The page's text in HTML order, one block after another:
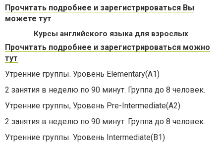
Прочитать подробнее и зарегистрироваться Вы
можете тут
Курсы английского языка для взрослых
Прочитать подробнее и зарегистрироваться можно
тут
Утренние группы. Уровень Elementary(A1)
2 занятия в неделю по 90 минут. Группа до 8 человек.
Утренние группы, Уровень Pre-Intermediate(A2)
2 занятия в неделю по 90 минут. Группа до 8 человек.
Утренние группы. Уровень Intermediate(В1)